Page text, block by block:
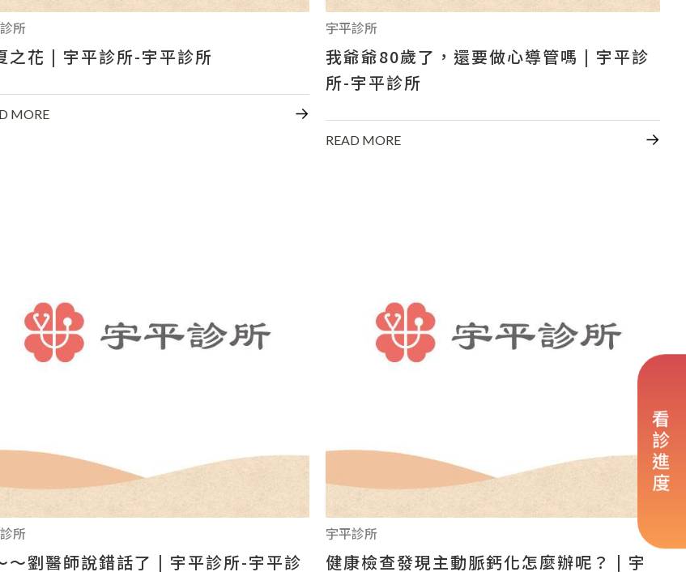
看診進度
所
之花 | 宇平診所-宇平診所
MORE
宇平診所
我爺爺80歲了，還要做心導管嗎 | 宇平診
所-宇平診所
READ MORE
所
～劉醫師說錯話了 | 宇平診所-宇平診
宇平診所
健康檢查發現主動脈鈣化怎麼辦呢？ | 宇